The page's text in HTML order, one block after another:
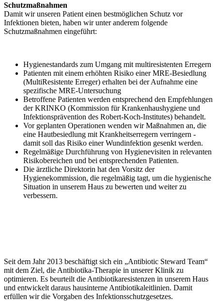
Schutzmaßnahmen
Damit wir unseren Patient einen bestmöglichen Schutz vor
Infektionen bieten, haben wir unter anderem folgende
Schutzmaßnahmen eingeführt:
Hygienestandards zum Umgang mit multiresistenten Erregern
Patienten mit einem erhöhten Risiko einer MRE-Besiedlung
(MultiResistente Erreger) erhalten bei der Aufnahme eine
spezifische MRE-Untersuchung
Betroffene Patienten werden entsprechend den Empfehlungen
der KRINKO (Kommission für Krankenhaushygiene und
Infektionsprävention des Robert-Koch-Institutes) behandelt.
Vor geplanten Operationen wenden wir Maßnahmen an, die
eine Hautbesiedlung mit Krankheitserregern verringern -
damit soll das Risiko einer Wundinfektion gesenkt werden.
Regelmäßige Durchführung von Hygienevisiten in relevanten
Risikobereichen und bei entsprechenden Patienten.
Die ärztliche Direktorin hat den Vorsitz der
Hygienekommission, die regelmäßig tagt, um die hygienische
Situation in unserem Haus zu bewerten und weiter zu
verbessern.
Seit dem Jahr 2013 beschäftigt sich ein „Antibiotic Steward Team“
mit dem Ziel, die Antibiotika-Therapie in unserer Klinik zu
optimieren. Es beurteilt die Antibiotikaresistenzen in unserem Haus
und entwickelt daraus hausinterne Antibiotikaleitlinien. Damit
erfüllen wir die Vorgaben des Infektionsschutzgesetzes.